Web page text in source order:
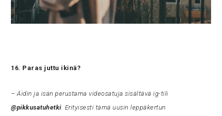
16. Paras juttu ikinä?
– Äidin ja isän perustama videosatuja sisältävä ig-tili
@pikkusatuhetki. Erityisesti tämä uusin leppäkertun